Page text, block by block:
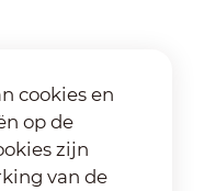
cookies en
op de
zijn
van de